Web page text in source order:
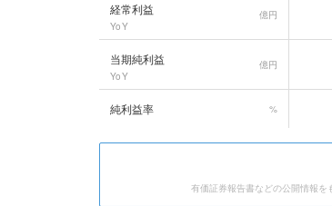
経常利益
YoY
億円
当期純利益
YoY
億円
純利益率 %
有価証券報告書などの公開情報を